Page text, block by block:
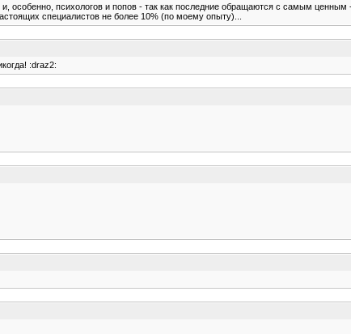
психологов и попов - так как последние обращаются с самым ценным
специалистов не более 10% (по моему опыту)...
:draz2: